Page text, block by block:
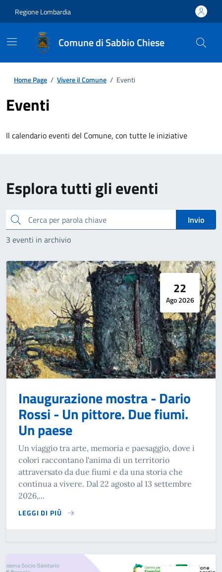
Regione Lombardia
Comune di Sabbio Chiese
Home Page / Vivere il Comune / Eventi
Eventi
Il calendario eventi del Comune, con tutte le iniziative
Esplora tutti gli eventi
Cerca
Invio
3 eventi in archivio
22
Ago 2026
Inaugurazione mostra - Dario
Rossi - Un pittore. Due fiumi.
Un paese
Un viaggio tra arte, memoria e paesaggio, dove i
colori raccontano l'anima di un territorio
attraversato da due fiumi e da una storia che
continua a vivere. Dal 22 agosto al 13 settembre
2026,...
LEGGI DI PIÙ
SU INAUGURAZIONE MOSTRA - DARIO ROSSI - UN